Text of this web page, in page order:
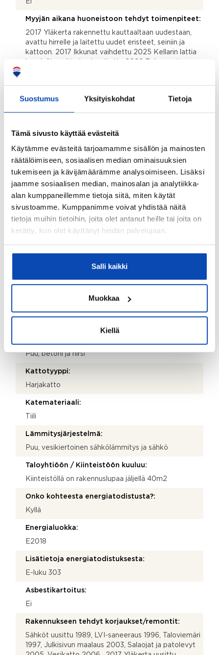
Suostumus Yksityiskohdat Tietoja
Tämä sivusto käyttää evästeitä
Käytämme evästeitä tarjoamamme sisällön ja mainosten
räätälöimiseen, sosiaalisen median ominaisuuksien
tukemiseen ja kävijämäärämme analysoimiseen. Lisäksi
jaamme sosiaalisen median, mainosalan ja analytiikka-
alan kumppaneillemme tietoja siitä, miten käytät
sivustoamme. Kumppanimme voivat yhdistää näitä
tietoja muihin tietoihin, joita olet antanut heille tai joita on
kerätty, kun olet käyttänyt heidän palvelujaan.
Salli kaikki
Muokkaa
Kiellä
Ei
Myyjän aikana huoneistoon tehdyt toimenpiteet:
2017 Yläkerta rakennettu kauttaaltaan uudestaan,
avattu hirrelle ja laitettu uudet eristeet, seiniin ja
kattoon. 2017 Ikkunat vaihdettu 2025 Kellarin lattia
Hyvä
Koko talo on hyvässä kunnossa, edellisen omistajan
Taloviemäri 1997, Julkisivun maalaus 2003, Salaojat ja
patolevyt 2005, Vesikatto 2006
Kohde myydään kalustettuna:
Ei
Kiinteistö
Kiinteistötunnus:
Puu, betoni ja hirsi
Kattotyyppi:
Harjakatto
Katemateriaali:
Tiili
Lämmitysjärjestelmä:
Puu, vesikiertoinen sähkölämmitys ja sähkö
Taloyhtiöön / Kiinteistöön kuuluu:
Kiinteistöllä on rakennuslupaa jäljellä 40m2
Onko kohteesta energiatodistusta?:
Kyllä
Energialuokka:
E2018
Lisätietoja energiatodistuksesta:
E-luku 303
Asbestikartoitus:
Ei
Rakennukseen tehdyt korjaukset/remontit:
Sähköt uusittu 1989, LVI-saneeraus 1996, Taloviemäri
1997, Julkisivun maalaus 2003, Salaojat ja patolevyt